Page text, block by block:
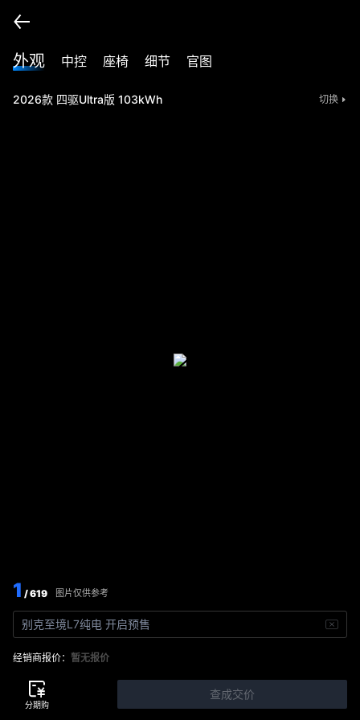
外观 中控 座椅 细节 官图
2026款 四驱Ultra版 103kWh 切换
1 / 619 图片仅供参考
别克至境L7纯电 开启预售
经销商报价： 暂无报价
查成交价